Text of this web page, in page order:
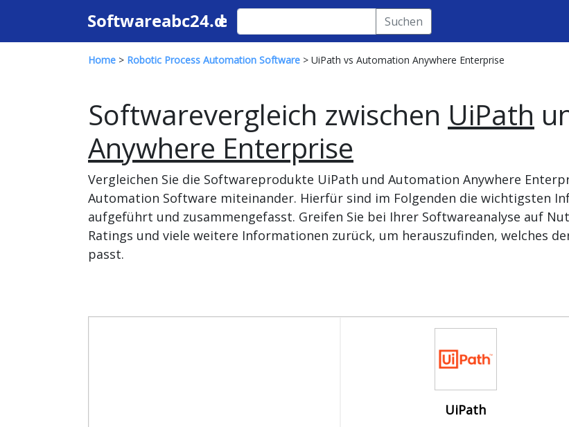
Suchen
Home > Robotic Process Automation Software > UiPath vs Automation Anywhere Enterprise
Softwarevergleich zwischen UiPath
Anywhere Enterprise
Vergleichen Sie die Softwareprodukte UiPath und Automation Anywhere
Automation Software miteinander. Hierfür sind im Folgenden die wichtigsten
aufgeführt und zusammengefasst. Greifen Sie bei Ihrer Softwareanalyse auf
Ratings und viele weitere Informationen zurück, um herauszufinden, welches
passt.
UiPath